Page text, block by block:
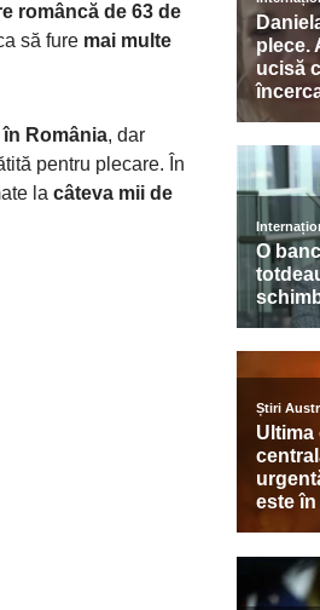
româncă de 63 de
să fure mai multe
România, dar
pentru plecare. În
la câteva mii de